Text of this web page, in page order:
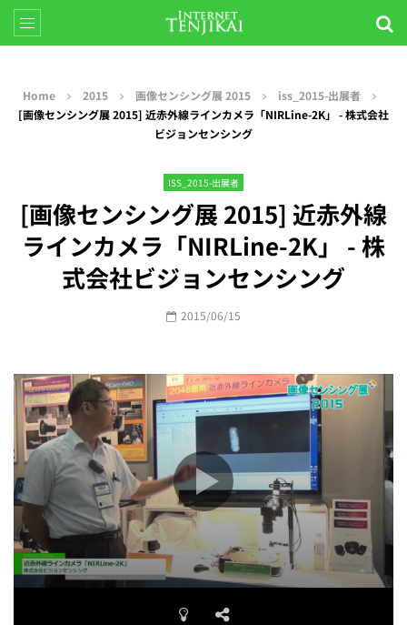
Home 2015 画像センシング展 2015
iss_2015-出展者
[画像センシング展 2015] 近赤外線ラインカメラ「NIRLine-2K」 - 株式会社
ビジョンセンシング
ISS_2015-出展者
[画像センシング展 2015] 近赤外線
ラインカメラ「NIRLine-2K」 - 株
式会社ビジョンセンシング
2015/06/15